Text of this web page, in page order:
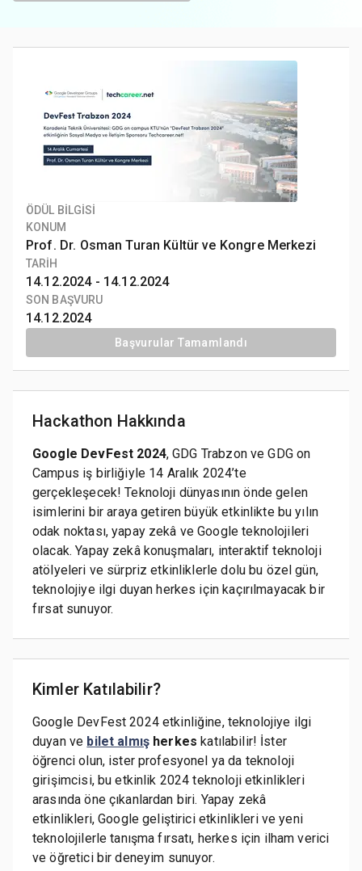
Hackathon Hakkında
Google DevFest 2024, GDG Trabzon ve GDG on
Campus iş birliğiyle 14 Aralık 2024’te
gerçekleşecek! Teknoloji dünyasının önde gelen
isimlerini bir araya getiren büyük etkinlikte bu yılın
odak noktası, yapay zekâ ve Google teknolojileri
olacak. Yapay zekâ konuşmaları, interaktif teknoloji
atölyeleri ve sürpriz etkinliklerle dolu bu özel gün,
teknolojiye ilgi duyan herkes için kaçırılmayacak bir
fırsat sunuyor.
Kimler Katılabilir?
Google DevFest 2024 etkinliğine, teknolojiye ilgi
duyan ve bilet almış herkeskatılabilir! İster
öğrenci olun, ister profesyonel ya da teknoloji
girişimcisi, bu etkinlik 2024 teknoloji etkinlikleri
arasında öne çıkanlardan biri. Yapay zekâ
etkinlikleri, Google geliştirici etkinlikleri ve yeni
teknolojilerle tanışma fırsatı, herkes için ilham verici
ve öğretici bir deneyim sunuyor.
ÖDÜL BİLGİSİ
KONUM
Prof. Dr. Osman Turan Kültür ve Kongre Merkezi
TARİH
14.12.2024 - 14.12.2024
SON BAŞVURU
14.12.2024
Başvurular Tamamlandı